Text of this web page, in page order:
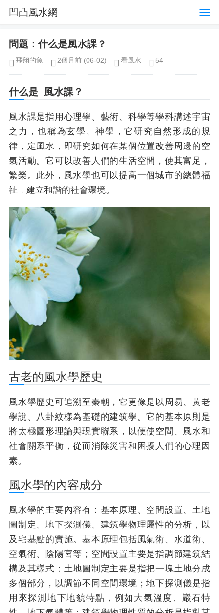
凹凸風水網
問題：什么是風水課？
飛翔的魚 2個月前 (06-02) 看風水 54
什么是 風水課？
風水課是指用心理學、藝術、科學等學科講述宇宙
之力，也稱為玄學、神學，它研究自然形成的規
律，定風水，即研究如何在某個位置改善周邊的空
氣活動。它可以改善人們的生活空間，使其富足，
繁榮。此外，風水學也可以提高一個城市的總體福
祉，建立和諧的社會環境。
古老的風水學歷史
風水學歷史可追溯至秦朝，它更像是以周易、黃老
學說、八卦紋樣為基礎的建筑學。它的基本原則是
將太極圖形理論與現實聯系，以便使空間、風水和
社會關系平衡，從而消除災害和困擾人們的心理因
素。
風水學的內容成分
風水學的主要內容有：基本原理、空間設置、土地
圖制定、地下探測儀、建筑學物理屬性的分析，以
及宅基點的實施。基本原理包括風氣術、水道術、
空氣術、陰陽宮等；空間設置主要是指調節建筑結
構及其樣式；土地圖制定主要是指把一塊土地分成
多個部分，以調節不同空間環境；地下探測儀是指
用來探測地下地貌特點，例如大氣溫度、巖石特